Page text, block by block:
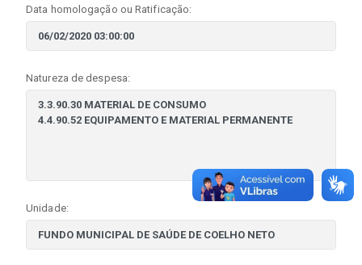
Data homologação ou Ratificação:
Natureza de despesa:
Unidade: